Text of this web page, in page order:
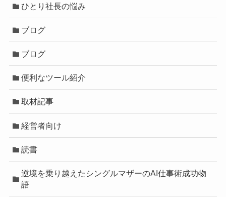
ひとり社長の悩み
ブログ
ブログ
便利なツール紹介
取材記事
経営者向け
読書
逆境を乗り越えたシングルマザーのAI仕事術成功物
語